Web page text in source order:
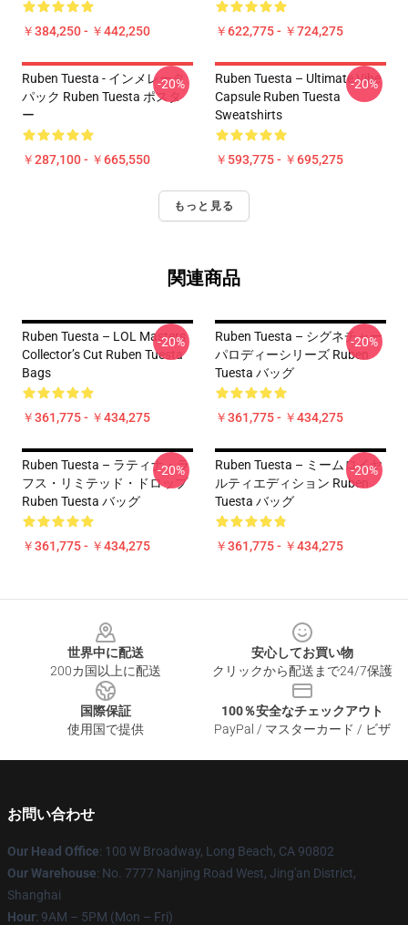
￥384,250 - ￥442,250 ￥622,775 - ￥724,275
Ruben Tuesta - インメレータ
パック Ruben Tuesta ポスタ
ー
￥287,100 - ￥665,550
-20%
Ruben Tuesta – Ultimate Vibe
Capsule Ruben Tuesta
Sweatshirts
￥593,775 - ￥695,275
-20%
もっと見る
関連商品
Ruben Tuesta – LOL Masters
Collector’s Cut Ruben Tuesta
Bags
￥361,775 - ￥434,275
-20%
Ruben Tuesta – シグネチャー
パロディーシリーズ Ruben
Tuesta バッグ
￥361,775 - ￥434,275
-20%
Ruben Tuesta – ラティナ・ラ
フス・リミテッド・ドロップ
Ruben Tuesta バッグ
￥361,775 - ￥434,275
-20%
Ruben Tuesta – ミームロイヤ
ルティエディション Ruben
Tuesta バッグ
￥361,775 - ￥434,275
-20%
世界中に配送
200カ国以上に配送
安心してお買い物
クリックから配送まで24/7保護
国際保証
使用国で提供
100％安全なチェックアウト
PayPal / マスターカード / ビザ
お問い合わせ
Our Head Office: 100 W Broadway, Long Beach, CA 90802
Our Warehouse: No. 7777 Nanjing Road West, Jing'an District,
Shanghai
Hour: 9AM – 5PM (Mon – Fri)